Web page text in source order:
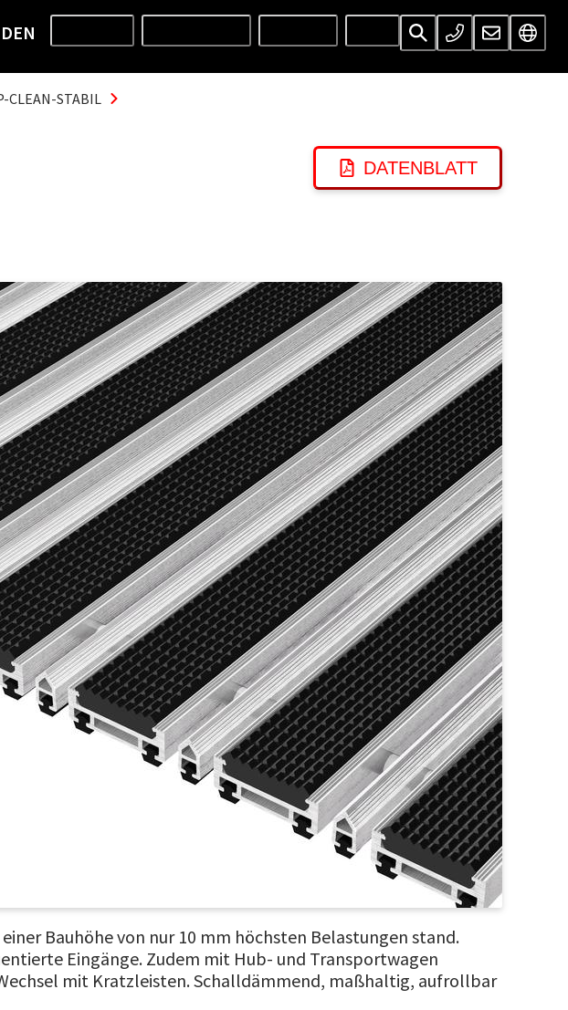
CLEAN-STABIL
DATENBLATT
Bauhöhe von nur 10 mm höchsten Belastungen stand.
Eingänge. Zudem mit Hub- und Transportwagen
mit Kratzleisten. Schalldämmend, maßhaltig, aufrollbar